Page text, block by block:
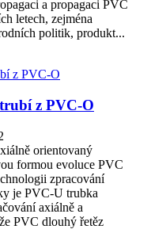
a propagaci PVC
letech, zejména
politik, produkt...
z PVC-O
orientovaný
formou evoluce PVC
zpracování
je PVC-U trubka
axiálně a
PVC dlouhý řetěz